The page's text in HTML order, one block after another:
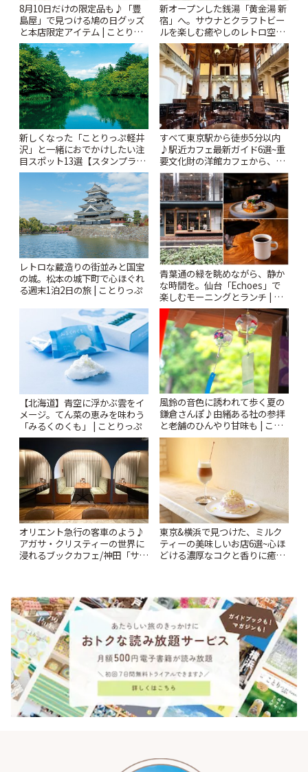
8月10日だけの限定品も♪「豊
島屋」で見つける鳩の日グッズ
と本店限定アイテム | ことりっ
ぷ
新オープンした銭湯「黄金湯 新
宿」へ。サウナとクラフトビー
ルを楽しむ癒やしのレトロ空間
| ことりっぷ
新しくなった「ことりっぷ軽井
沢」と一緒におでかけしたい注
目スポット13選【スタンプラリ
ー開催中】 | ことりっぷ
すべて東京駅から徒歩5分以内
♪駅近カフェ最新ガイド6選~重
要文化財の洋館カフェから、改
札すぐのレトロ喫茶まで~ | こと
りっぷ
レトロな蔵造りの街並みと国宝
の城。松本の城下町で心ほぐれ
る週末1泊2日の旅 | ことりっぷ
青葉通の緑を眺めながら、静か
な時間を。仙台「Echoes」で
楽しむモーニングとランチ | こ
とりっぷ
【北海道】青空に浮かぶ雲をイ
メージ。てん菜の恵みを味わう
「みるくのくも」 | ことりっぷ
風鈴の音色に誘われて歩く夏の
鎌倉さんぽ♪由緒ある社の参拝
と老舗のひんやり甘味も | こと
りっぷ
オリエント急行の客車のよう♪
アガサ・クリスティーの世界に
浸れるブックカフェ/神田「サロ
東京&横浜で見つけた、ミルク
ティーの美味しいお店6選~心ほ
どける濃厚なコクと香りに癒や